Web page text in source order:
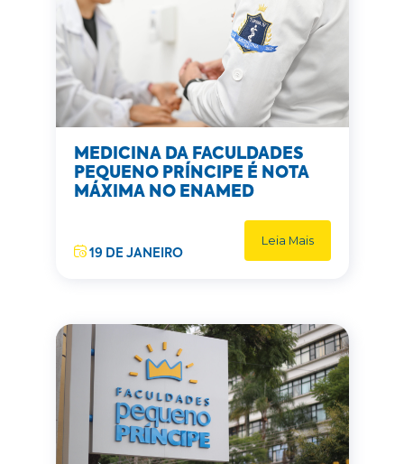
MEDICINA DA FACULDADES
PEQUENO PRÍNCIPE É NOTA
MÁXIMA NO ENAMED
19 DE JANEIRO
Leia Mais